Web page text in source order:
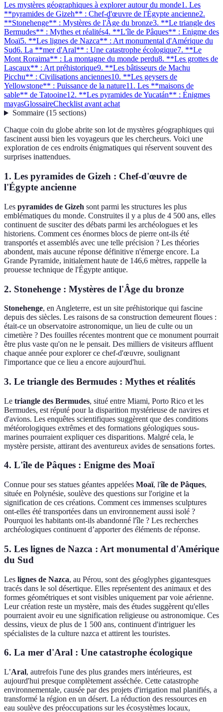
Les mystères géographiques à explorer autour du monde1. Les
**pyramides de Gizeh** : Chef-d'œuvre de l'Égypte ancienne2.
**Stonehenge** : Mystères de l'Âge du bronze3. **Le triangle des
Bermudes** : Mythes et réalités4. **L'île de Pâques** : Enigme des
Moaï5. **Les lignes de Nazca** : Art monumental d'Amérique du
Sud6. La **mer d'Aral** : Une catastrophe écologique7. **Le
Mont Roraima** : La montagne du monde perdu8. **Les grottes de
Lascaux** : Art préhistorique9. **Les bâtisseurs de Machu
Picchu** : Civilisations anciennes10. **Les geysers de
Yellowstone** : Puissance de la nature11. Les **maisons de
sable** de Tatooine12. **Les pyramides de Yucatán** : Énigmes
mayasGlossaireChecklist avant achat
Sommaire(15 sections)
Chaque coin du globe abrite son lot de mystères géographiques qui
fascinent aussi bien les voyageurs que les chercheurs. Voici une
exploration de ces endroits énigmatiques qui réservent souvent des
surprises inattendues.
1. Les pyramides de Gizeh : Chef-d'œuvre de
l'Égypte ancienne
Les pyramides de Gizeh sont parmi les structures les plus
emblématiques du monde. Construites il y a plus de 4 500 ans, elles
continuent de susciter des débats parmi les archéologues et les
historiens. Comment ces énormes blocs de pierre ont-ils été
transportés et assemblés avec une telle précision ? Les théories
abondent, mais aucune réponse définitive n'émerge encore. La
Grande Pyramide, initialement haute de 146,6 mètres, rappelle la
prouesse technique de l'Égypte antique.
2. Stonehenge : Mystères de l'Âge du bronze
Stonehenge, en Angleterre, est un site préhistorique qui fascine
depuis des siècles. Les raisons de sa construction demeurent floues :
était-ce un observatoire astronomique, un lieu de culte ou un
cimetière ? Des fouilles récentes montrent que ce monument pourrait
être plus vaste qu'on ne le pensait. Des milliers de visiteurs affluent
chaque année pour explorer ce chef-d'œuvre, soulignant
l'importance que ce lieu a encore aujourd'hui.
3. Le triangle des Bermudes : Mythes et réalités
Le triangle des Bermudes, situé entre Miami, Porto Rico et les
Bermudes, est réputé pour la disparition mystérieuse de navires et
d'avions. Les enquêtes scientifiques suggèrent que des conditions
météorologiques extrêmes et des formations géologiques sous-
marines pourraient expliquer ces disparitions. Malgré cela, le
mystère persiste, attirant des aventureux avides de sensations fortes.
4. L'île de Pâques : Enigme des Moaï
Connue pour ses statues géantes appelées Moaï, l'île de Pâques,
située en Polynésie, soulève des questions sur l'origine et la
signification de ces créations. Comment ces immenses sculptures
ont-elles été transportées dans un environnement aussi isolé ?
Pourquoi les habitants ont-ils abandonné l'île ? Les recherches
archéologiques continuent d’apporter des éléments de réponse.
5. Les lignes de Nazca : Art monumental d'Amérique
du Sud
Les lignes de Nazca, au Pérou, sont des géoglyphes gigantesques
tracés dans le sol désertique. Elles représentent des animaux et des
formes géométriques et sont visibles uniquement par voie aérienne.
Leur création reste un mystère, mais des études suggèrent qu'elles
pourraient avoir eu une signification religieuse ou astronomique. Ces
dessins, vieux de plus de 1 500 ans, continuent d'intriguer les
spécialistes de la culture nazca et attirent les touristes.
6. La mer d'Aral : Une catastrophe écologique
L’Aral, autrefois l'une des plus grandes mers intérieures, est
aujourd'hui presque complètement asséchée. Cette catastrophe
environnementale, causée par des projets d'irrigation mal planifiés, a
transformé la région en un désert. La réduction des ressources en
eau soulève des préoccupations sur les écosystèmes locaux,